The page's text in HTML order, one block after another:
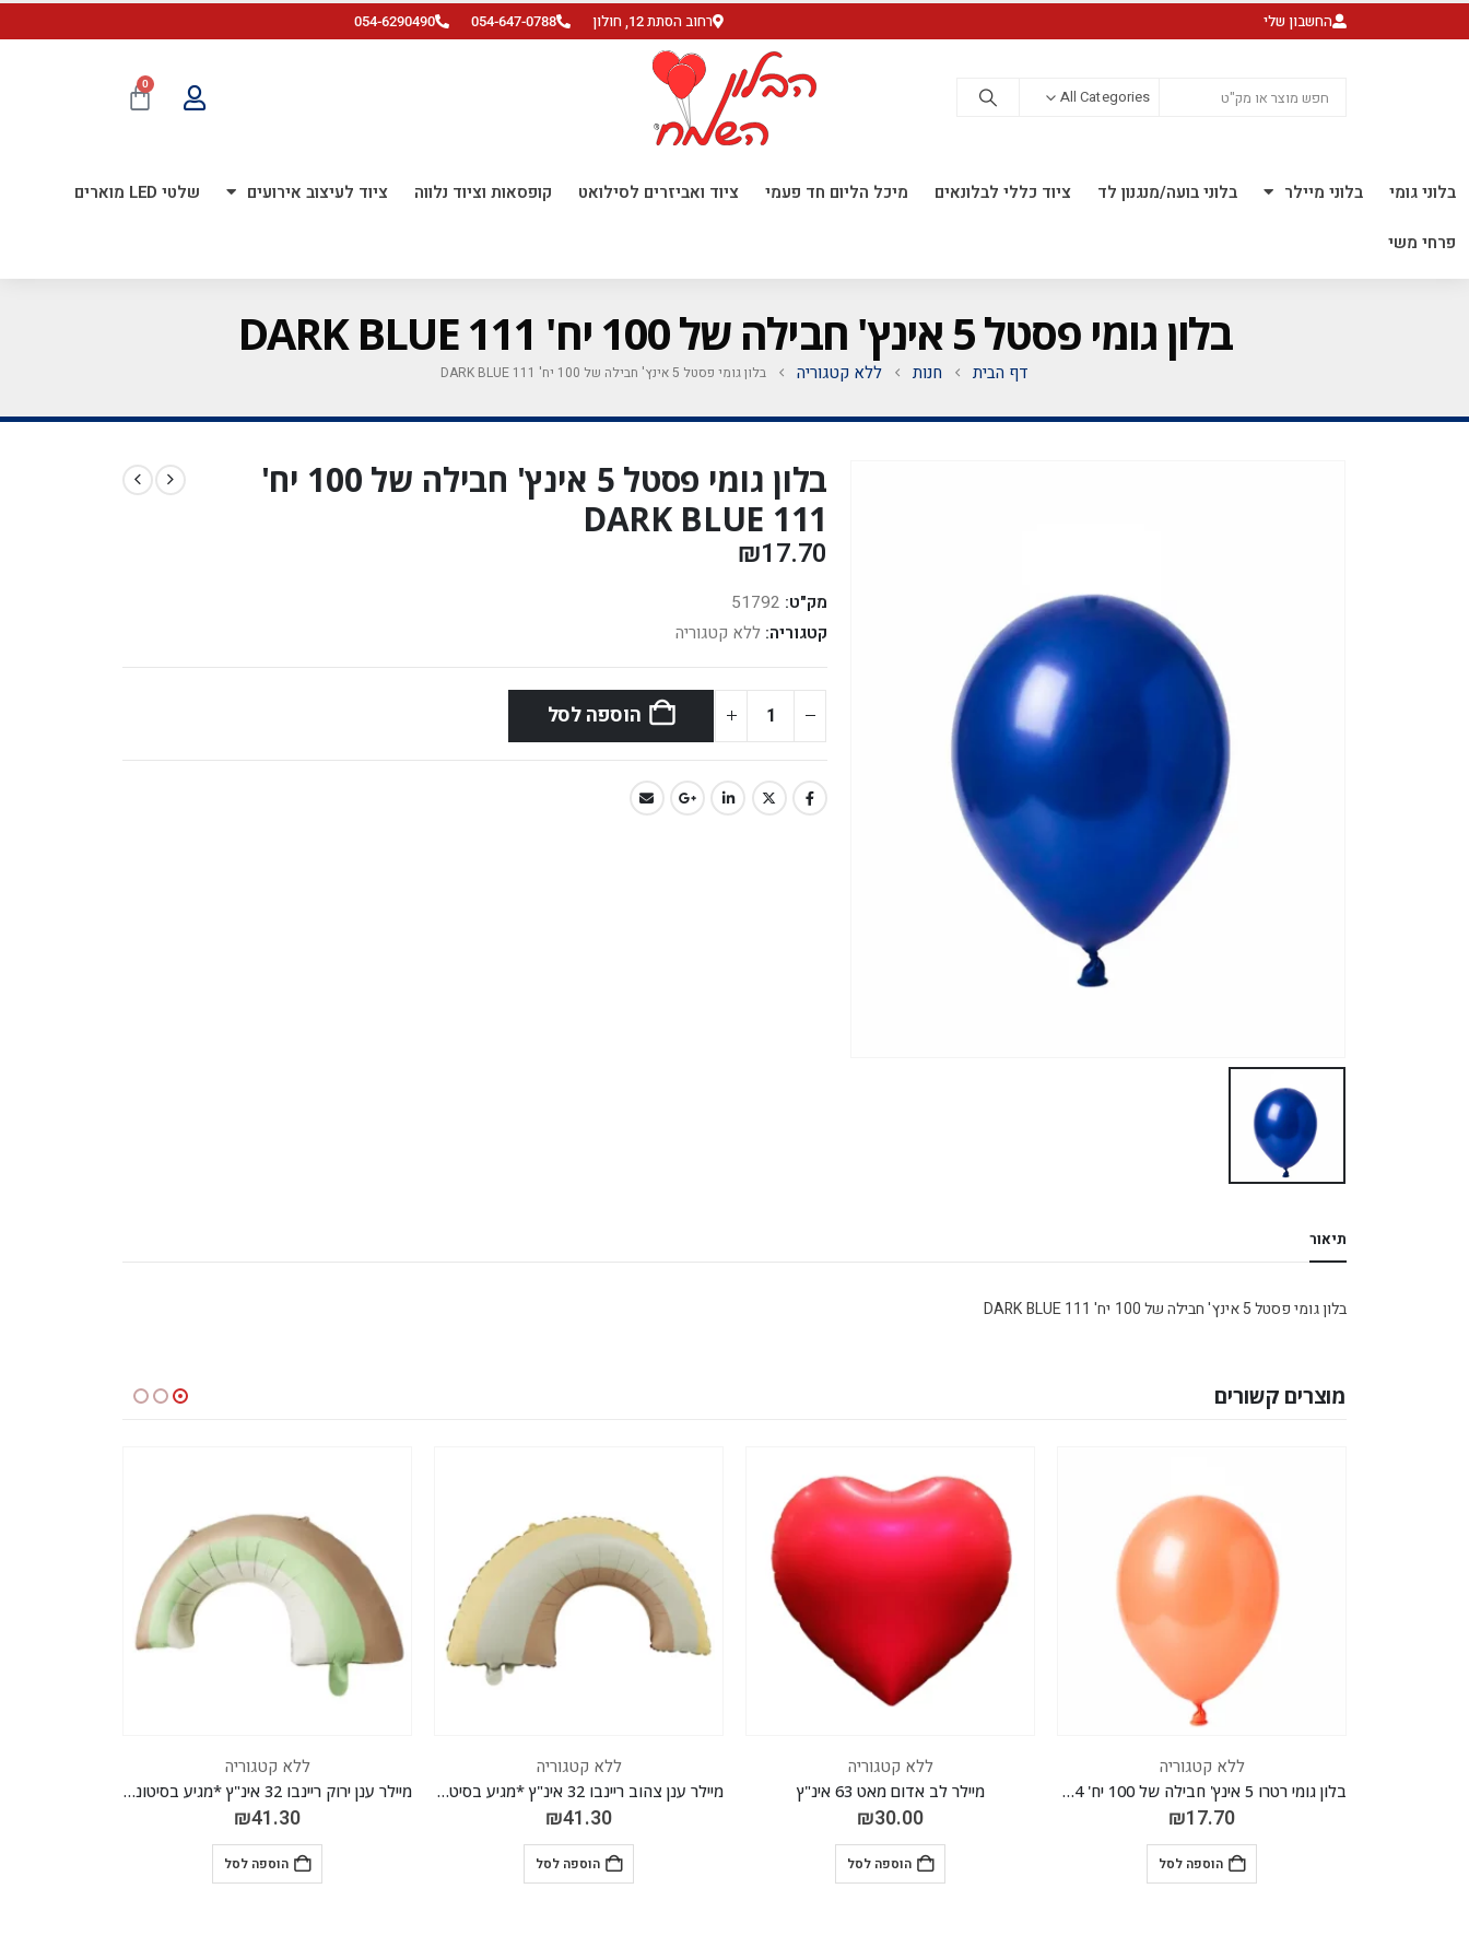
החשבון שלי רחוב הסתת 12, חולון 054-647-0788
054-6290490
All Categories
0
בלוני גומי בלוני מיילר בלוני בועה/מנגנון לד ציוד כללי לבלונאים מיכל הליום חד פעמי ציוד ואביזרים לסילואט קופסאות וציוד נלווה ציוד לעיצוב אירועים שלטי LED מוארים
פרחי משי
בלון גומי פסטל 5 אינץ' חבילה של 100 יח' DARK BLUE 111
דף הבית חנות ללא קטגוריה בלון גומי פסטל 5 אינץ' חבילה של 100 יח' DARK BLUE 111
בלון גומי פסטל 5 אינץ' חבילה של 100 יח'
DARK BLUE 111
₪17.70
מק"ט: 51792
קטגוריה: ללא קטגוריה
הוספה לסל
תיאור
בלון גומי פסטל 5 אינץ' חבילה של 100 יח' DARK BLUE 111
מוצרים קשורים
ללא קטגוריה
מיילר לב אדום מאט 63 אינ"ץ
₪30.00
הוספה לסל
ללא קטגוריה
₪41.30
הוספה לסל
ללא קטגוריה
מיילר ענן ירוק ריינבו 32 אינ"ץ *מגיע בסיטונאות חבילה של 5 יח'*
₪41.30
הוספה לסל
ללא קטגוריה
בלון גומי פסטל 5 אינץ' חבילה של 100 יח' LIGHT PINK 031
₪17.70
הוספה לסל